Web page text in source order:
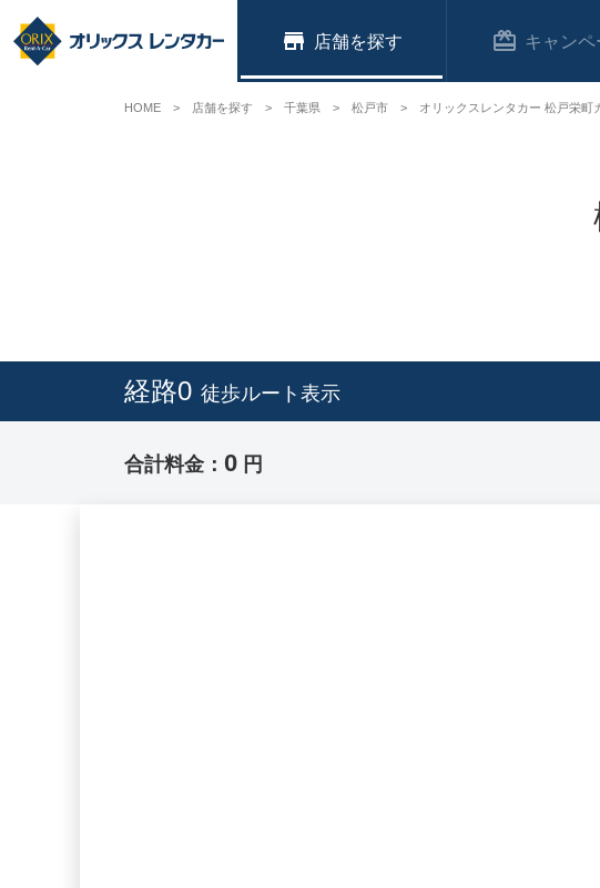
店舗 キャンペ
経路0 徒歩ルート表示
合計料金： 0 円
HOME 店舗を探す 千葉県 松戸市 オリックスレンタカー 松戸栄町